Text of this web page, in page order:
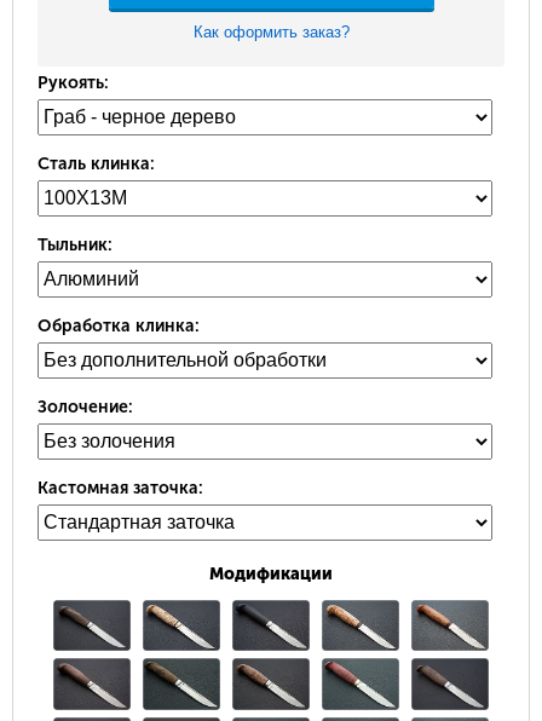
Как оформить заказ?
Рукоять:
Сталь клинка:
Тыльник:
Обработка клинка:
Золочение:
Кастомная заточка:
Модификации